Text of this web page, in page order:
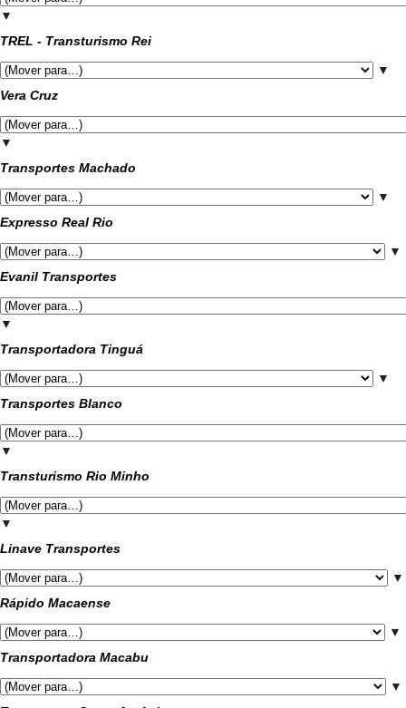
▼
TREL - Transturismo Rei
▼
Vera Cruz
▼
Transportes Machado
▼
Expresso Real Rio
▼
Evanil Transportes
▼
Transportadora Tinguá
▼
Transportes Blanco
▼
Transturismo Rio Minho
▼
Linave Transportes
▼
Rápido Macaense
▼
Transportadora Macabu
▼